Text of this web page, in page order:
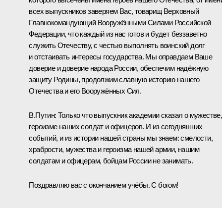
всех выпускников заверяем Вас, товарищ Верховный
Главнокомандующий Вооружёнными Силами Российской
Федерации, что каждый из нас готов и будет беззаветно
служить Отечеству, с честью выполнять воинский долг
и отстаивать интересы государства. Мы оправдаем Ваше
доверие и доверие народа России, обеспечим надёжную
защиту Родины, продолжим славную историю нашего
Отечества и его Вооружённых Сил.
В.Путин: Только что выпускник академии сказал о мужестве,
героизме наших солдат и офицеров. И из сегодняшних
событий, и из истории нашей страны мы знаем: смелости,
храбрости, мужества и героизма нашей армии, нашим
солдатам и офицерам, бойцам России не занимать.
Поздравляю вас с окончанием учёбы. С богом!